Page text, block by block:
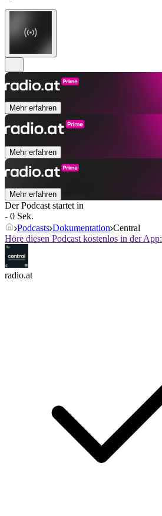
Mehr erfahren
Mehr erfahren
Mehr erfahren
Der Podcast startet in
- 0 Sek.
Podcasts Dokumentation Central
Höre diesen Podcast kostenlos in der App:
radio.at